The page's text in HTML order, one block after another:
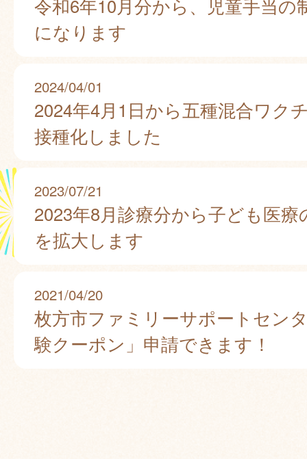
令和6年10月分から、児童手当の
になります
2024/04/01
2024年4月1日から五種混合ワク
接種化しました
2023/07/21
2023年8月診療分から子ども医療
を拡大します
2021/04/20
枚方市ファミリーサポートセン
験クーポン」申請できます！